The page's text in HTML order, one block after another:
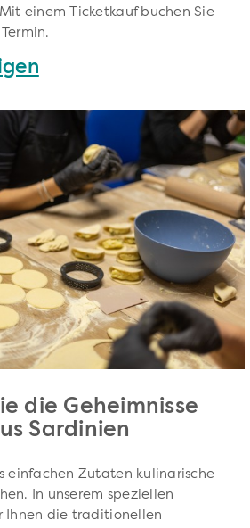
einem Ticketkauf buchen Sie
die Geheimnisse
Sardinien
einfachen Zutaten kulinarische
In unserem speziellen
Ihnen die traditionellen